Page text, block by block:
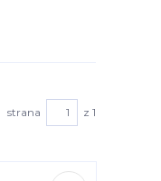
strana z 1